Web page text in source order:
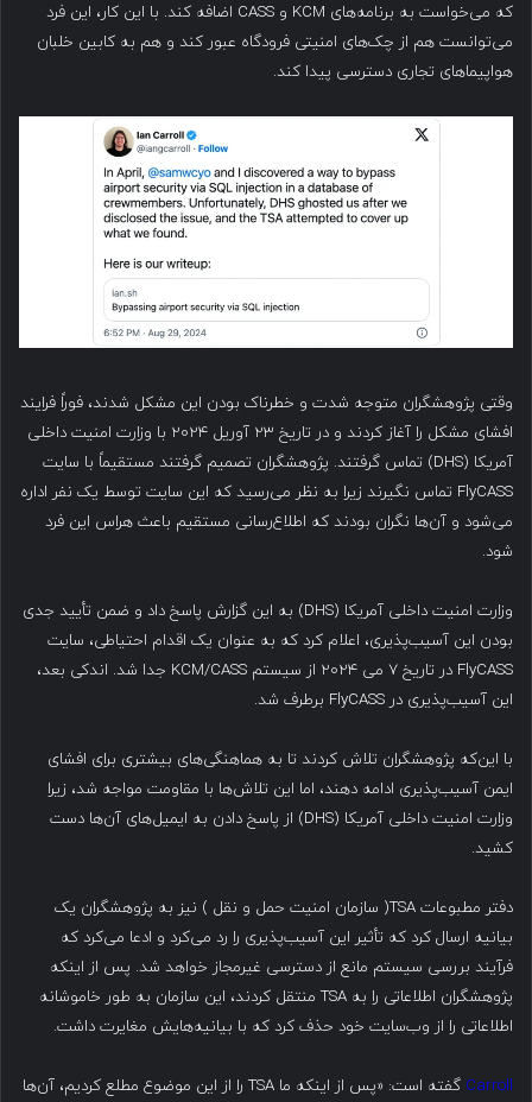
که می‌خواست به برنامه‌های KCM و CASS اضافه کند. با این کار، این فرد
می‌توانست هم از چک‌های امنیتی فرودگاه عبور کند و هم به کابین خلبان
هواپیماهای تجاری دسترسی پیدا کند.
وقتی پژوهشگران متوجه شدت و خطرناک بودن این مشکل شدند، فوراً فرایند
افشای مشکل را آغاز کردند و در تاریخ ۲۳ آوریل ۲۰۲۴ با وزارت امنیت داخلی
آمریکا (DHS) تماس گرفتند. پژوهشگران تصمیم گرفتند مستقیماً با سایت
FlyCASS تماس نگیرند زیرا به نظر می‌رسید که این سایت توسط یک نفر اداره
می‌شود و آن‌ها نگران بودند که اطلاع‌رسانی مستقیم باعث هراس این فرد
شود.
وزارت امنیت داخلی آمریکا (DHS) به این گزارش پاسخ داد و ضمن تأیید جدی
بودن این آسیب‌پذیری، اعلام کرد که به عنوان یک اقدام احتیاطی، سایت
FlyCASS در تاریخ ۷ می ۲۰۲۴ از سیستم KCM/CASS جدا شد. اندکی بعد،
این آسیب‌پذیری در FlyCASS برطرف شد.
با این‌که پژوهشگران تلاش کردند تا به هماهنگی‌های بیشتری برای افشای
ایمن آسیب‌پذیری ادامه دهند، اما این تلاش‌ها با مقاومت مواجه شد، زیرا
وزارت امنیت داخلی آمریکا (DHS) از پاسخ دادن به ایمیل‌های آن‌ها دست
کشید.
دفتر مطبوعات TSA( سازمان امنیت حمل و نقل ) نیز به پژوهشگران یک
بیانیه ارسال کرد که تأثیر این آسیب‌پذیری را رد می‌کرد و ادعا می‌کرد که
فرآیند بررسی سیستم مانع از دسترسی غیرمجاز خواهد شد. پس از اینکه
پژوهشگران اطلاعاتی را به TSA منتقل کردند، این سازمان به طور خاموشانه
اطلاعاتی را از وب‌سایت خود حذف کرد که با بیانیه‌هایش مغایرت داشت.
Carroll گفته است: «پس از اینکه ما TSA را از این موضوع مطلع کردیم، آن‌ها